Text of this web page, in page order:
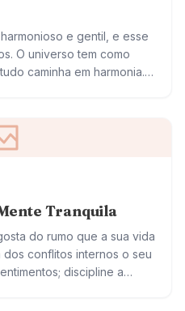
e gentil, e esse
O universo tem como
caminha em harmonia.
Tranquila
do rumo que a sua vida
conflitos internos o seu
discipline a…